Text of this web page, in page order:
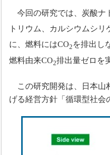
今回の研究では、炭酸ナ
トリウム、カルシウムシ
に、燃料にはCO2 を排出し
燃料由来CO2排出量ゼロを
この研究開発は、日本山
げる経営方針「循環型社会